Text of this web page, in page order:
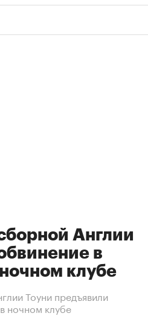
Англии
в
клубе
Тоуни предъявили
ночном клубе